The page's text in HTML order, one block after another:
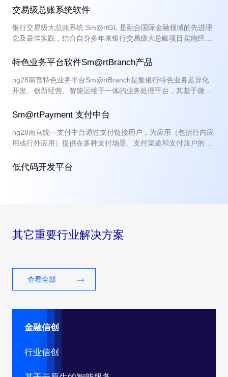
交易级总账系统软件
银行交易级大总账系统 Sm@rtGL 是融合国际金融领域的先进理
念及最佳实践，结合自身多年来银行交易级大总账项目实施经
分布式技术平台而研发的全新一代大总账系统。
特色业务平台软件Sm@rtBranch产品
ng28南宫特色业务平台Sm@rtBranch是集银行特色业务差异化
开发、创新经营、智能运维于一体的业务处理平台，其基于微服
完成特色业务的设计、开发、测试和版本发布。
Sm@rtPayment 支付中台
ng28南宫统一支付中台通过支付链接用户，为应用（包括行内应
用或行外应用）提供在多种支付场景、支付渠道和支付账户的统
式建设模式，全局一盘棋；整合异构系统，将服务标准化；从而
低代码开发平台
其它重要行业解决方案
查看全部
金融信创
行业信创